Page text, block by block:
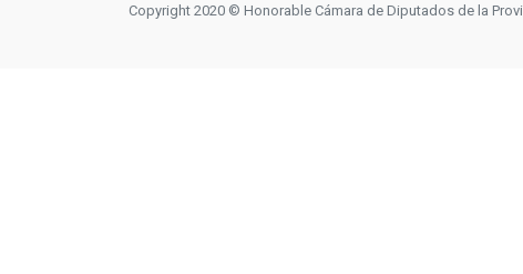
Copyright 2020 © Honorable Cámara de Diputados de la